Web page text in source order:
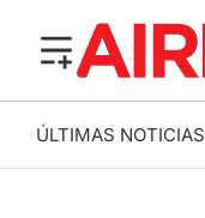
ÚLTIMAS NOTICIAS